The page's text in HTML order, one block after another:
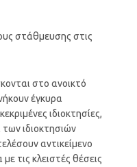
στάθμευσης στις
στο ανοικτό
έγκυρα
ιδιοκτησίες,
ιδιοκτησιών
αντικείμενο
τις κλειστές θέσεις